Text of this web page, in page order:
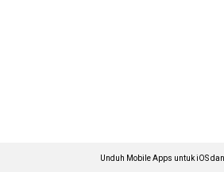
Unduh Mobile Apps untuk iOS